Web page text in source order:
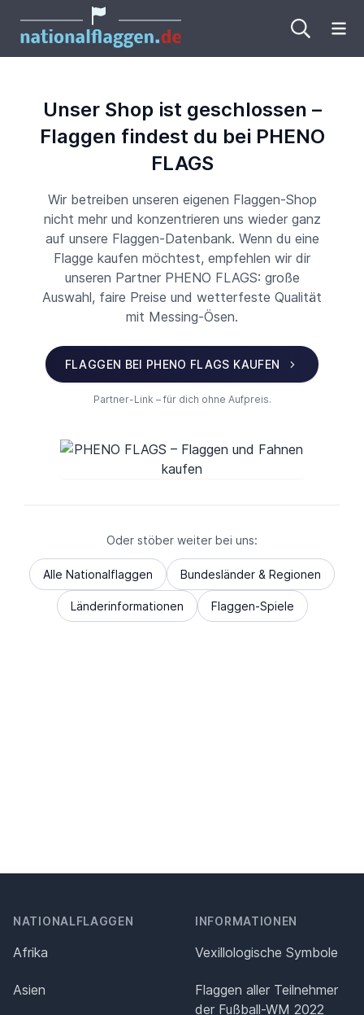
Unser Shop ist geschlossen –
Flaggen findest du bei PHENO
FLAGS
Wir betreiben unseren eigenen Flaggen-Shop
nicht mehr und konzentrieren uns wieder ganz
auf unsere Flaggen-Datenbank. Wenn du eine
Flagge kaufen möchtest, empfehlen wir dir
unseren Partner PHENO FLAGS: große
Auswahl, faire Preise und wetterfeste Qualität
mit Messing-Ösen.
FLAGGEN BEI PHENO FLAGS KAUFEN
Partner-Link – für dich ohne Aufpreis.
Oder stöber weiter bei uns:
Alle Nationalflaggen Bundesländer & Regionen
Länderinformationen Flaggen-Spiele
NATIONALFLAGGEN
Afrika
Asien
INFORMATIONEN
Vexillologische Symbole
Flaggen aller Teilnehmer
der Fußball-WM 2022